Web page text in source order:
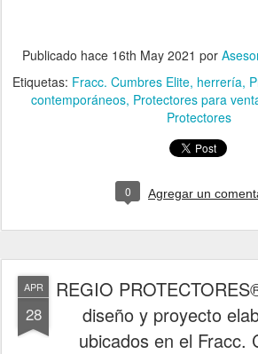
Publicado hace 16th May 2021 por
Etiquetas: Fracc. Cumbres Elite herrería
contemporáneos Protectores para
Protectores
0 Agregar un
APR
28
REGIO
diseño y proyecto
ubicados en el Fracc.